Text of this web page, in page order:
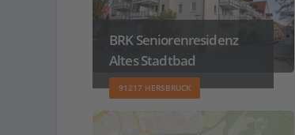
BRK Seniorenresidenz
Altes Stadtbad
91217 HERSBRUCK